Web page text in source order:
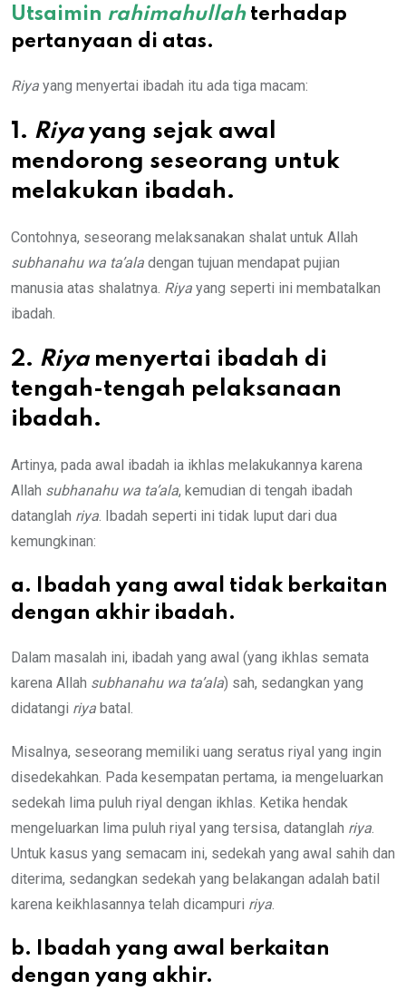
Utsaimin rahimahullah terhadap
pertanyaan di atas.
Riya yang menyertai ibadah itu ada tiga macam:
1. Riyayang sejak awal
mendorong seseorang untuk
melakukan ibadah.
Contohnya, seseorang melaksanakan shalat untuk Allah
subhanahu wa ta’ala dengan tujuan mendapat pujian
manusia atas shalatnya. Riya yang seperti ini membatalkan
ibadah.
2. Riyamenyertai ibadah di
tengah-tengah pelaksanaan
ibadah.
Artinya, pada awal ibadah ia ikhlas melakukannya karena
Allah subhanahu wa ta’ala, kemudian di tengah ibadah
datanglah riya. Ibadah seperti ini tidak luput dari dua
kemungkinan:
a. Ibadah yang awal tidak berkaitan
dengan akhir ibadah.
Dalam masalah ini, ibadah yang awal (yang ikhlas semata
karena Allah subhanahu wa ta’ala) sah, sedangkan yang
didatangi riya batal.
Misalnya, seseorang memiliki uang seratus riyal yang ingin
disedekahkan. Pada kesempatan pertama, ia mengeluarkan
sedekah lima puluh riyal dengan ikhlas. Ketika hendak
mengeluarkan lima puluh riyal yang tersisa, datanglah riya.
Untuk kasus yang semacam ini, sedekah yang awal sahih dan
diterima, sedangkan sedekah yang belakangan adalah batil
karena keikhlasannya telah dicampuri riya.
b. Ibadah yang awal berkaitan
dengan yang akhir.